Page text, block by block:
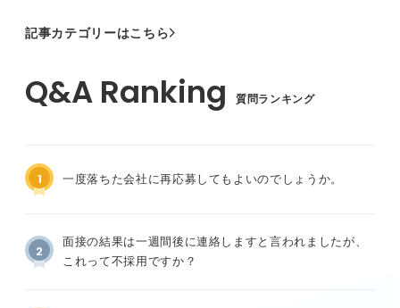
記事カテゴリーはこちら
質問ランキング
1 一度落ちた会社に再応募してもよいのでしょうか。
2
面接の結果は一週間後に連絡しますと言われましたが、
これって不採用ですか？